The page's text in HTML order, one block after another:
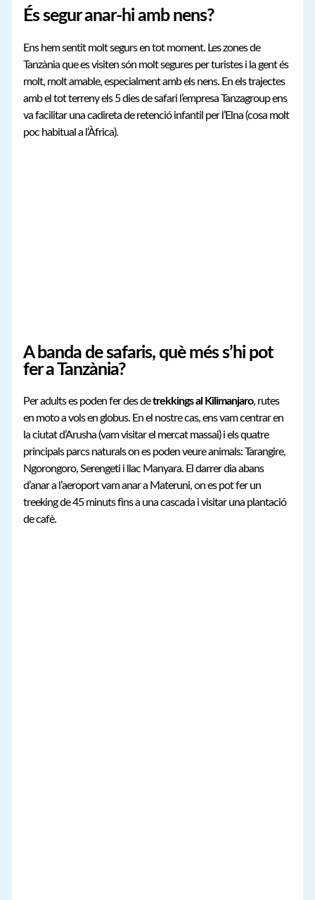
És segur anar-hi amb nens?
Ens hem sentit molt segurs en tot moment. Les zones de
Tanzània que es visiten són molt segures per turistes i la gent és
molt, molt amable, especialment amb els nens. En els trajectes
amb el tot terreny els 5 dies de safari l’empresa Tanzagroup ens
va facilitar una cadireta de retenció infantil per l’Elna (cosa molt
poc habitual a l’Àfrica).
A banda de safaris, què més s’hi pot
fer a Tanzània?
Per adults es poden fer des detrekkings al Kilimanjaro, rutes
en moto a vols en globus. En el nostre cas, ens vam centrar en
la ciutat d’Arusha (vam visitar el mercat massai) i els quatre
principals parcs naturals on es poden veure animals: Tarangire,
Ngorongoro, Serengeti i llac Manyara. El darrer dia abans
d’anar a l’aeroport vam anar a Materuni, on es pot fer un
treeking de 45 minuts fins a una cascada i visitar una plantació
de cafè.